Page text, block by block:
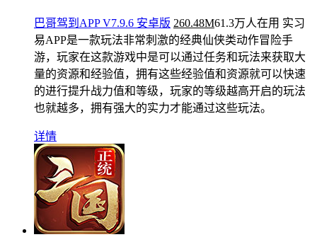
巴哥驾到APP V7.9.6 安卓版 260.48M61.3万人在用 实习
易APP是一款玩法非常刺激的经典仙侠类动作冒险手
游，玩家在这款游戏中是可以通过任务和玩法来获取大
量的资源和经验值，拥有这些经验值和资源就可以快速
的进行提升战力值和等级，玩家的等级越高开启的玩法
也就越多，拥有强大的实力才能通过这些玩法。
详情